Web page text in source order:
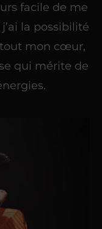
facile de me
la possibilité
tout mon cœur,
qui mérite de